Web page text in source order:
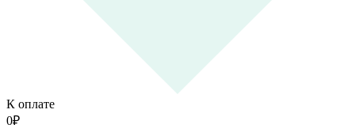
К оплате
0₽